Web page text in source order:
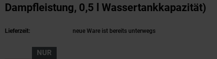
Dampfleistung, 0,5 l Wassertankkapazität)
Lieferzeit: neue Ware ist bereits unterwegs
NUR